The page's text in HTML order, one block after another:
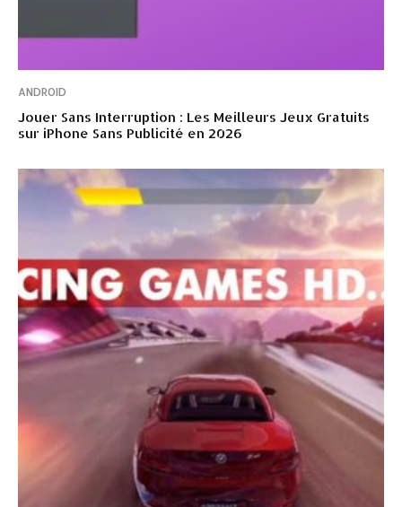
ANDROID
Jouer Sans Interruption : Les Meilleurs Jeux Gratuits
sur iPhone Sans Publicité en 2026